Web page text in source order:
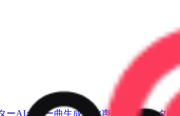
ーAIカバー曲生成AI歌声ジェネレーター